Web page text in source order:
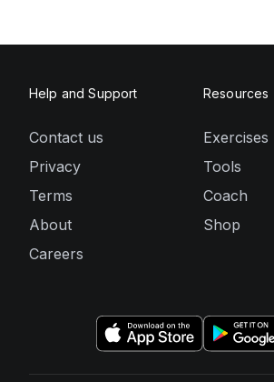
Help and Support
Contact us
Privacy
Terms
About
Careers
Resources
Exercises
Tools
Coach
Shop